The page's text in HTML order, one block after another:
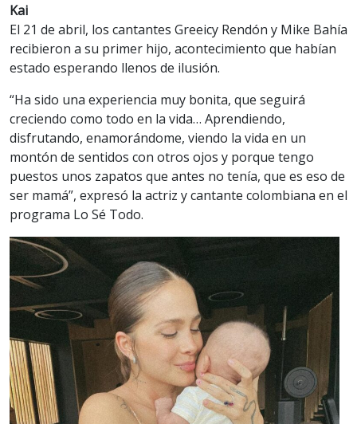
Kai
El 21 de abril, los cantantes Greeicy Rendón y Mike Bahía
recibieron a su primer hijo, acontecimiento que habían
estado esperando llenos de ilusión.
“Ha sido una experiencia muy bonita, que seguirá
creciendo como todo en la vida… Aprendiendo,
disfrutando, enamorándome, viendo la vida en un
montón de sentidos con otros ojos y porque tengo
puestos unos zapatos que antes no tenía, que es eso de
ser mamá”, expresó la actriz y cantante colombiana en el
programa Lo Sé Todo.